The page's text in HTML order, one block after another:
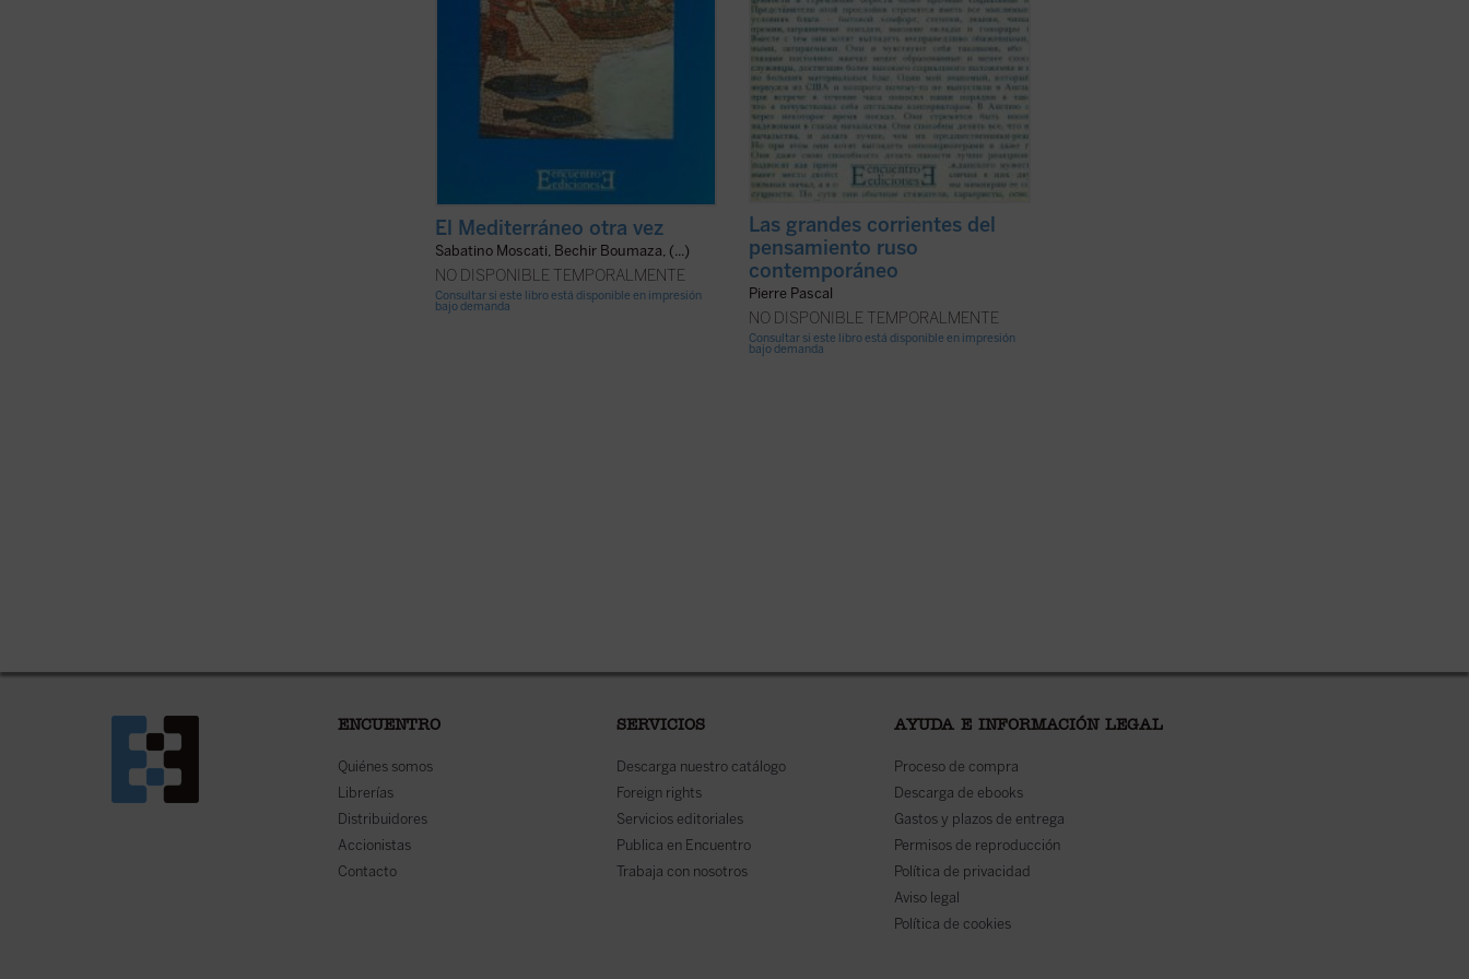
El Mediterráneo otra vez
Sabatino Moscati, Bechir Boumaza, (...)
NO DISPONIBLE TEMPORALMENTE
Consultar si este libro está disponible en impresión
bajo demanda
Las grandes corrientes del
pensamiento ruso
contemporáneo
Pierre Pascal
NO DISPONIBLE TEMPORALMENTE
Consultar si este libro está disponible en impresión
bajo demanda
ENCUENTRO
Quiénes somos
Librerías
Distribuidores
Accionistas
Contacto
SERVICIOS
Descarga nuestro catálogo
Foreign rights
Servicios editoriales
Publica en Encuentro
Trabaja con nosotros
AYUDA E INFORMACIÓN LEGAL
Proceso de compra
Descarga de ebooks
Gastos y plazos de entrega
Permisos de reproducción
Política de privacidad
Aviso legal
Política de cookies